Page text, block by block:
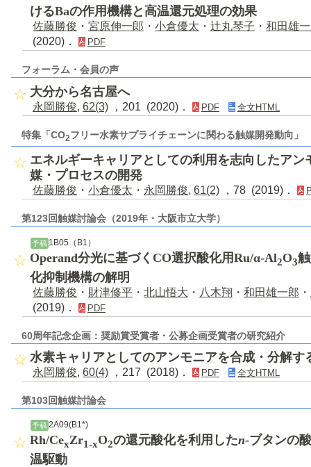
けるBaの作用機構と高温還元処理の効果
佐藤勝俊 ・ 宮原伸一郎 ・ 小倉優太 ・ 辻丸琴子 ・ 和田雄
(2020)．
PDF
フォーラム・会員の声
大分から名古屋へ
永岡勝俊, 62(3) ，201 (2020)． PDF 全文HTML
特集「CO2フリー水素サプライチェーンに関わる触媒開発動向」
エネルギーキャリアとしての利用を志向したア
媒・プロセスの開発
佐藤勝俊 ・ 小倉優太 ・ 永岡勝俊, 61(2) ，78 (2019)．
第123回触媒討論会（2019年・大阪市立大学）
予稿1B05（B1）
Operand分光に基づくCO選択酸化用Ru/α-Al2O3
化抑制機構の解明
佐藤勝俊 ・ 財津修平 ・ 北山悟大 ・ 八木翔 ・ 和田雄一郎 ・
(2019)．
PDF
60周年記念企画：奨励賞受賞者・公募企画受賞者の研究紹介
水素キャリアとしてのアンモニアを合成・分解す
永岡勝俊, 60(4) ，217 (2018)． PDF 全文HTML
第103回触媒討論会
予稿2A09(B1*)
Rh/CexZr1-xO2の還元酸化を利用したn-ブタンの
温駆動